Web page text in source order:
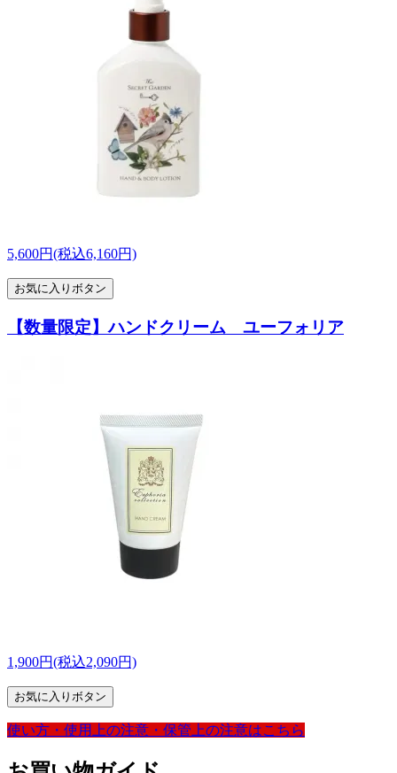
5,600円(税込6,160円)
お気に入りボタン
【数量限定】ハンドクリーム ユーフォリア
1,900円(税込2,090円)
お気に入りボタン
使い方・ 使用上の注意・ 保管上の注意はこちら